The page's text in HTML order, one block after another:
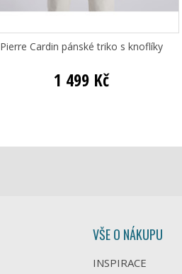
Pierre Cardin pánské triko s knoflíky
1 499 Kč
VŠE O NÁKUPU
INSPIRACE